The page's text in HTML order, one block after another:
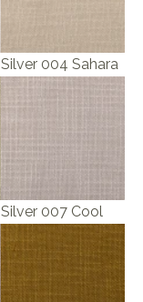
Silver 004 Sahara
Silver 007 Cool